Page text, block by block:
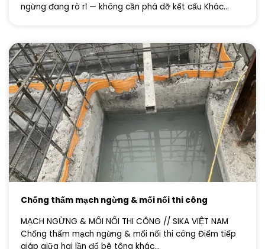
ngừng đang rò rỉ — không cần phá dỡ kết cấu Khác...
Chống thấm mạch ngừng & mối nối thi công
MẠCH NGỪNG & MỐI NỐI THI CÔNG // SIKA VIỆT NAM
Chống thấm mạch ngừng & mối nối thi công Điểm tiếp
giáp giữa hai lần đổ bê tông khác...